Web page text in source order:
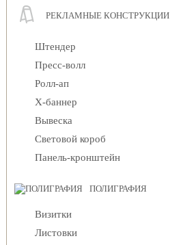
РЕКЛАМНЫЕ КОНСТРУКЦИИ
Штендер
Пресс-волл
Ролл-ап
Х-баннер
Вывеска
Световой короб
Панель-кронштейн
ПОЛИГРАФИЯ
Визитки
Листовки